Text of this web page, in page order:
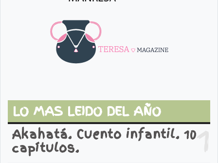
LO MAS LEIDO DEL AÑO
1
Akahatá. Cuento infantil. 10
capítulos.